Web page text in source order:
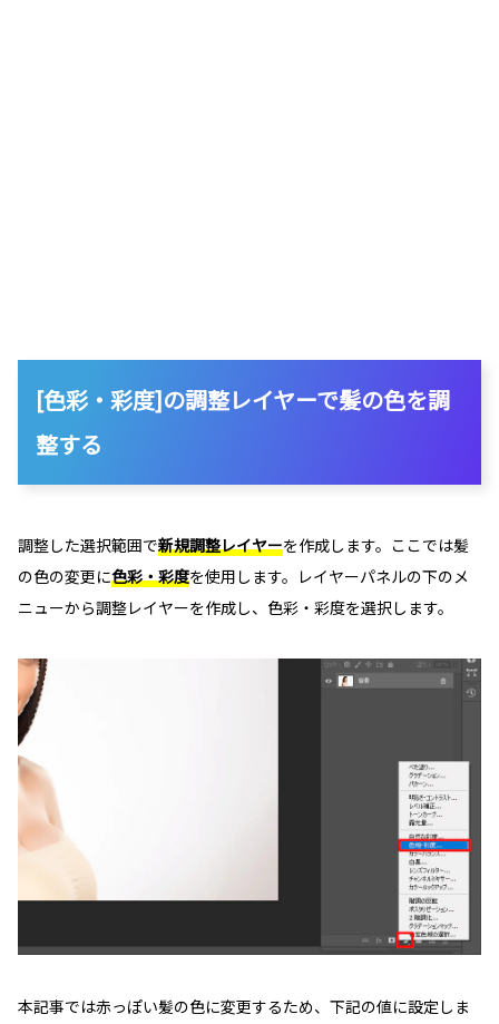
[色彩・彩度]の調整レイヤーで髪の色を調
整する
調整した選択範囲で新規調整レイヤーを作成します。ここでは髪
の色の変更に色彩・彩度を使用します。レイヤーパネルの下のメ
ニューから調整レイヤーを作成し、色彩・彩度を選択します。
本記事では赤っぽい髪の色に変更するため、下記の値に設定しま